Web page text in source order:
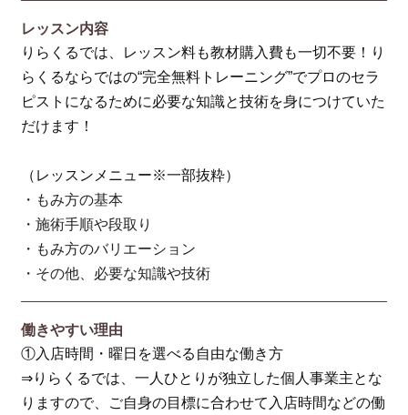
レッスン内容
りらくるでは、レッスン料も教材購入費も一切不要！り
らくるならではの“完全無料トレーニング”でプロのセラ
ピストになるために必要な知識と技術を身につけていた
だけます！
（レッスンメニュー※一部抜粋）
・もみ方の基本
・施術手順や段取り
・もみ方のバリエーション
・その他、必要な知識や技術
働きやすい理由
①入店時間・曜日を選べる自由な働き方
⇒りらくるでは、一人ひとりが独立した個人事業主とな
りますので、ご自身の目標に合わせて入店時間などの働